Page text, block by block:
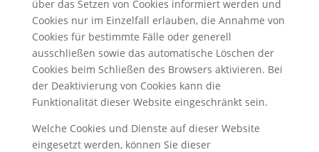
über das Setzen von Cookies informiert werden und
Cookies nur im Einzelfall erlauben, die Annahme von
Cookies für bestimmte Fälle oder generell
ausschließen sowie das automatische Löschen der
Cookies beim Schließen des Browsers aktivieren. Bei
der Deaktivierung von Cookies kann die
Funktionalität dieser Website eingeschränkt sein.
Welche Cookies und Dienste auf dieser Website
eingesetzt werden, können Sie dieser